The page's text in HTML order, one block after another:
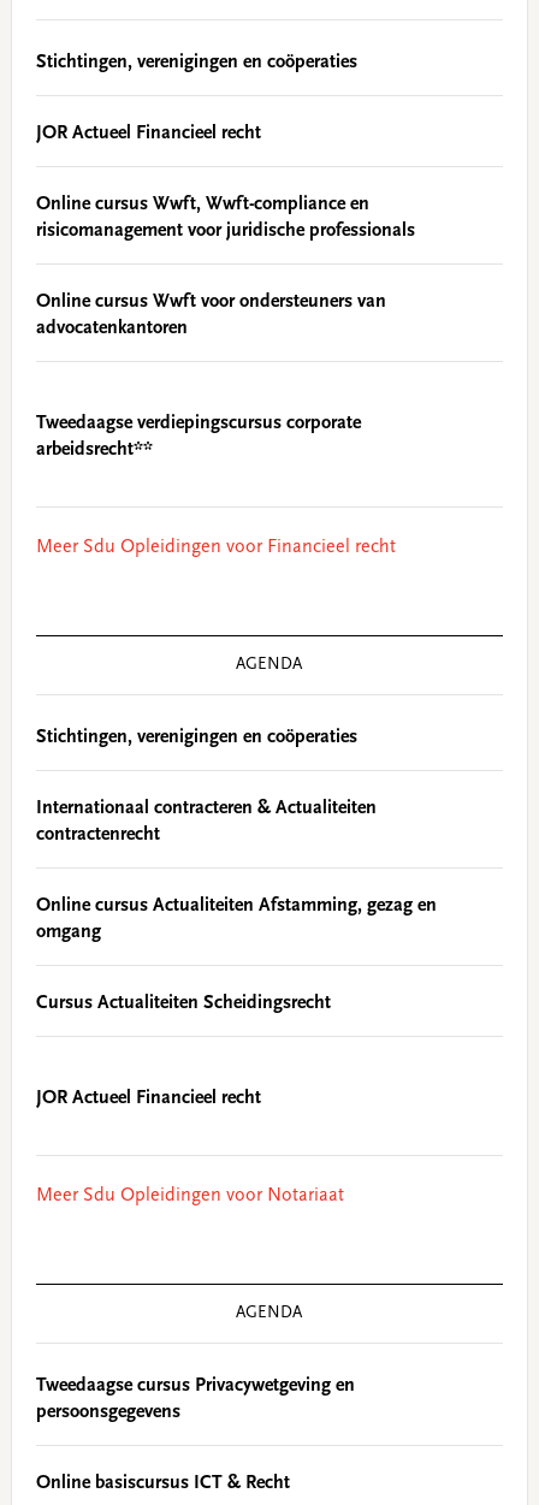
Stichtingen, verenigingen en coöperaties
JOR Actueel Financieel recht
Online cursus Wwft, Wwft-compliance en
risicomanagement voor juridische professionals
Online cursus Wwft voor ondersteuners van
advocatenkantoren
Tweedaagse verdiepingscursus corporate
arbeidsrecht**
Meer Sdu Opleidingen voor Financieel recht
AGENDA
Stichtingen, verenigingen en coöperaties
Internationaal contracteren & Actualiteiten
contractenrecht
Online cursus Actualiteiten Afstamming, gezag en
omgang
Cursus Actualiteiten Scheidingsrecht
JOR Actueel Financieel recht
Meer Sdu Opleidingen voor Notariaat
AGENDA
Tweedaagse cursus Privacywetgeving en
persoonsgegevens
Online basiscursus ICT & Recht